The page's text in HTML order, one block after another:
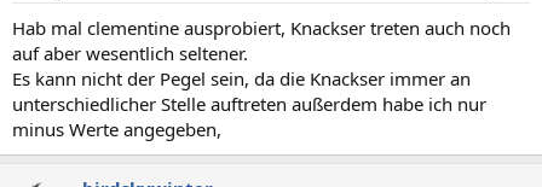
Hab mal clementine ausprobiert, Knackser treten auch noch
auf aber wesentlich seltener.
Es kann nicht der Pegel sein, da die Knackser immer an
unterschiedlicher Stelle auftreten außerdem habe ich nur
minus Werte angegeben,